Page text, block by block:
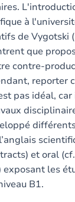
à
de Vygotski
que
contre-
reporter
pas idéal,
et oral
exposant les
B1.